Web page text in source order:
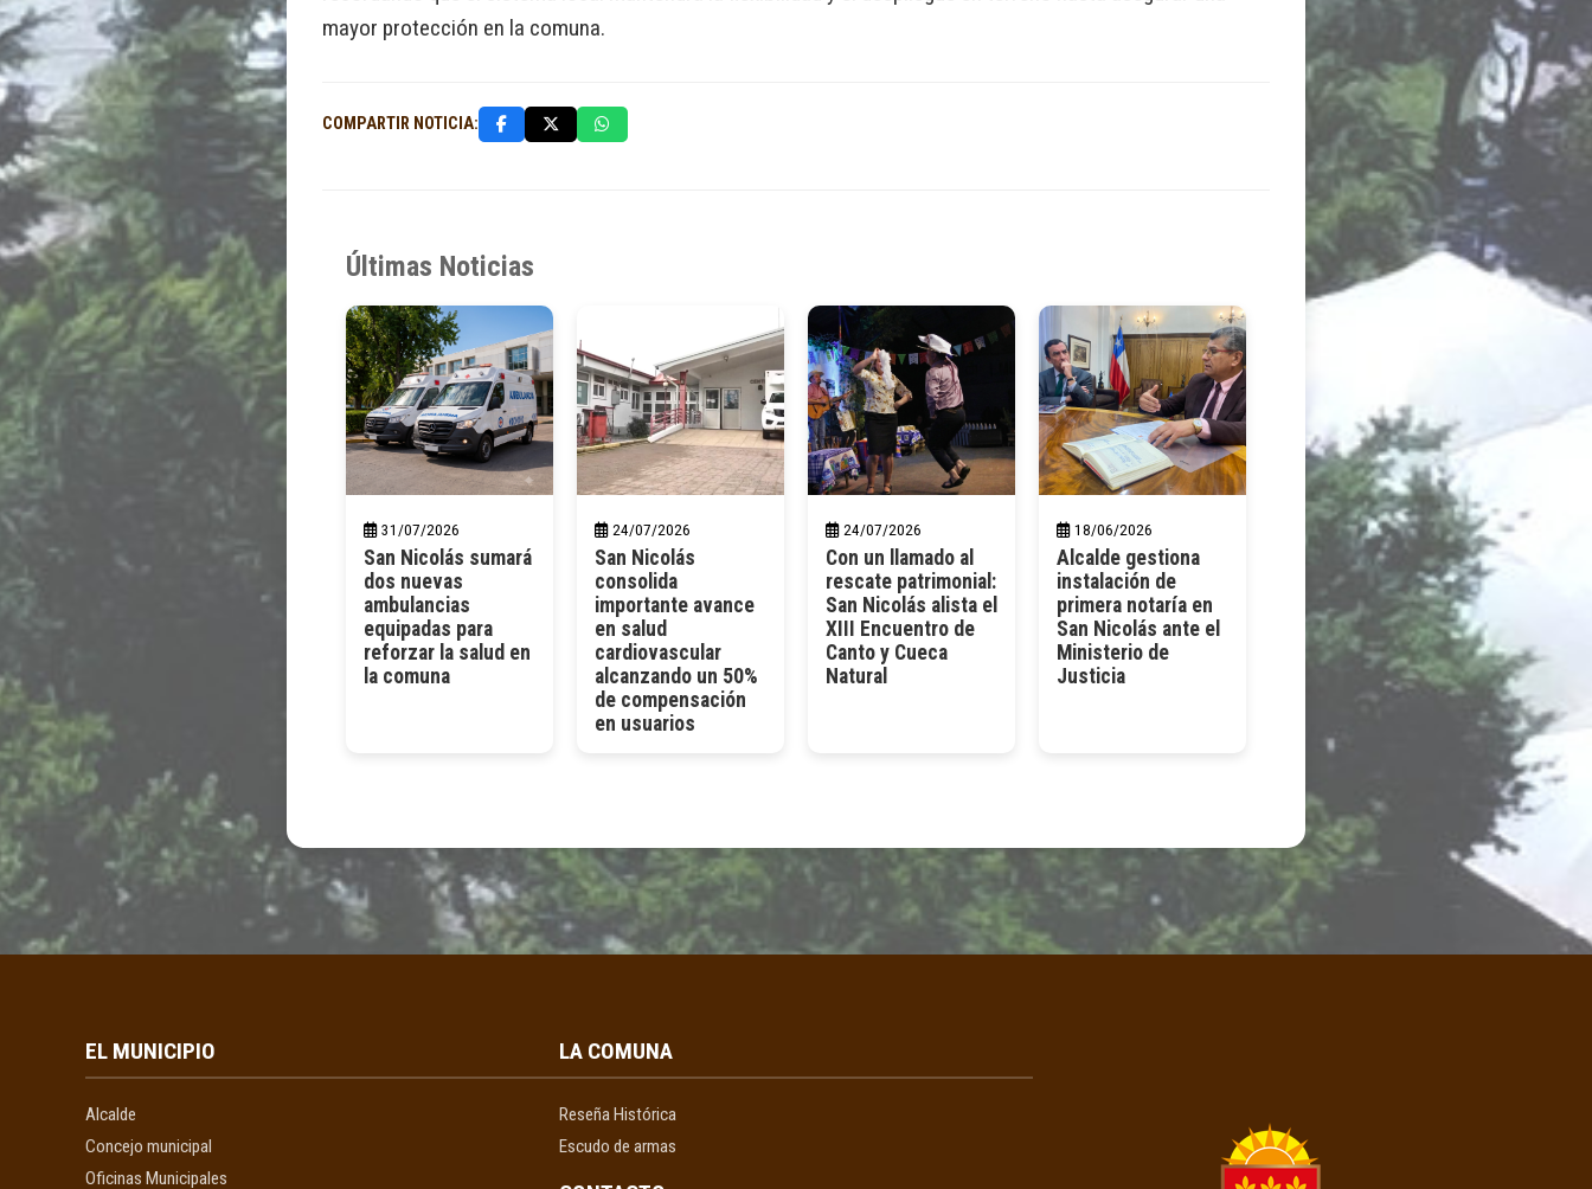
mayor protección en la comuna.
COMPARTIR NOTICIA:
Últimas Noticias
31/07/2026
San Nicolás sumará
dos nuevas
ambulancias
equipadas para
reforzar la salud en
la comuna
24/07/2026
San Nicolás
consolida
importante avance
en salud
cardiovascular
alcanzando un 50%
de compensación
en usuarios
24/07/2026
Con un llamado al
rescate patrimonial:
San Nicolás alista el
XIII Encuentro de
Canto y Cueca
Natural
18/06/2026
Alcalde gestiona
instalación de
primera notaría en
San Nicolás ante el
Ministerio de
Justicia
EL MUNICIPIO
Alcalde
Concejo municipal
Oficinas Municipales
LA COMUNA
Reseña Histórica
Escudo de armas